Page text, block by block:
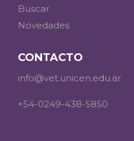
Buscar
Novedades
CONTACTO
info@vet.unicen.edu.ar
+54-0249-438-5850